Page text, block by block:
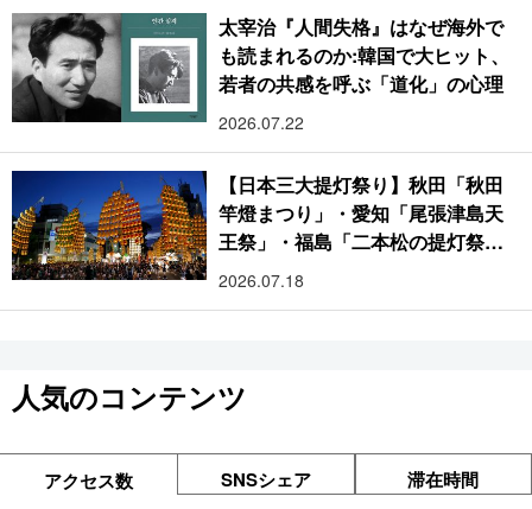
太宰治『人間失格』はなぜ海外で
も読まれるのか:韓国で大ヒット、
若者の共感を呼ぶ「道化」の心理
2026.07.22
【日本三大提灯祭り】秋田「秋田
竿燈まつり」・愛知「尾張津島天
王祭」・福島「二本松の提灯祭
り」:おびただしい灯火が夜空を照
2026.07.18
人気のコンテンツ
アクセス数 SNSシェア 滞在時間